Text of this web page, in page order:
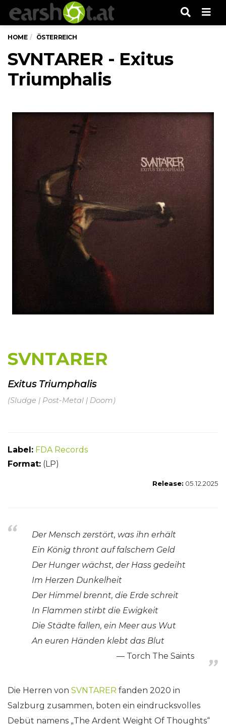
HOME ÖSTERREICH
SVNTARER - Exitus
Triumphalis
SVNTARER
Exitus Triumphalis
(Sludge | Post-Metal | Doom)
Label: FDA Records
Format: (LP)
Release: 05.12.2025
Der Mensch zerstört, was ihn erhält
Ein König thront auf falschem Geld
Der Hunger wächst, der Hass gedeiht
Im Herzen Dunkelheit
Der Himmel brennt, die Erde schreit
In Flammen stirbt die Ewigkeit
Die Städte fallen, ein Meer aus Wut
An euren Händen klebt das Blut
Torch The Saints
Die Herren von SVNTARER fanden 2020 in
Salzburg zusammen, boten ein eindrucksvolles
Debüt namens „The Ardent Weight Of Thoughts“